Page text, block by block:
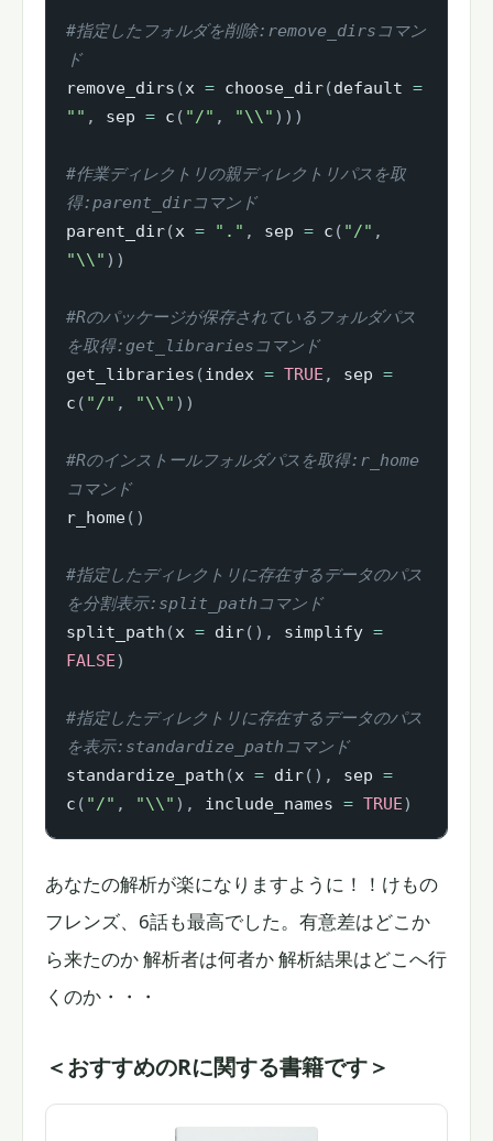
#指定したフォルダを削除:remove_dirsコマン
ド
remove_dirs (x = choose_dir(default =
"" , sep = c ( "/" , "\\" ) ) )
#作業ディレクトリの親ディレクトリパスを取
得:parent_dirコマンド
parent_dir(x = "." , sep = c ( "/" ,
"\\" ) )
#Rのパッケージが保存されているフォルダパス
を取得:get_librariesコマンド
get_libraries (index = TRUE , sep =
c ( "/" , "\\" ) )
#Rのインストールフォルダパスを取得:r_home
コマンド
r_home( )
#指定したディレクトリに存在するデータのパス
を分割表示:split_pathコマンド
split_path (x = dir( ) , simplify =
FALSE)
#指定したディレクトリに存在するデータのパス
を表示:standardize_pathコマンド
standardize_path (x = dir( ) , sep =
c ( "/" , "\\" ) , include_names = TRUE)
あなたの解析が楽になりますように！！けもの
フレンズ、6話も最高でした。有意差はどこか
ら来たのか 解析者は何者か 解析結果はどこへ行
くのか・・・
＜おすすめのRに関する書籍です＞